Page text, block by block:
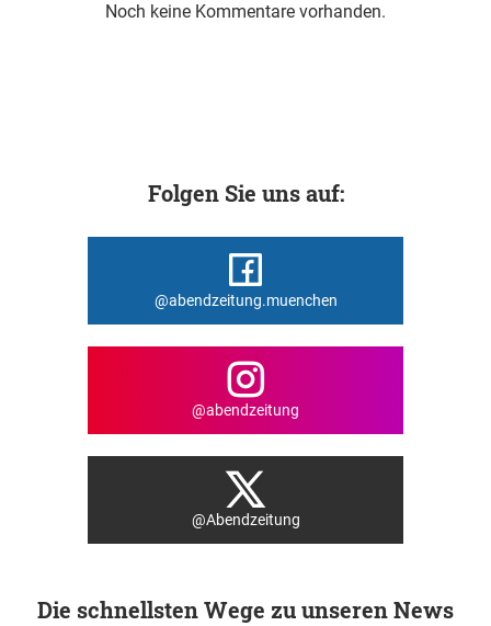
Noch keine Kommentare vorhanden.
Folgen Sie uns auf:
@abendzeitung.muenchen
@abendzeitung
@Abendzeitung
Die schnellsten Wege zu unseren News